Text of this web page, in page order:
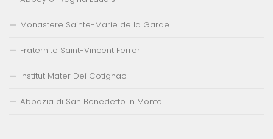
Monastere Sainte-Marie de la Garde
Fraternite Saint-Vincent Ferrer
Institut Mater Dei Cotignac
Abbazia di San Benedetto in Monte